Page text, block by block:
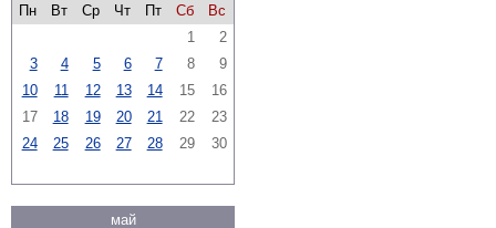
Пн
Вт Ср Чт Пт Сб
Вс
1
2
3
4 5 6 7 8
9
10
11 12 13 14 15
16
17
18 19 20 21 22
23
24
25 26 27 28 29 30
май